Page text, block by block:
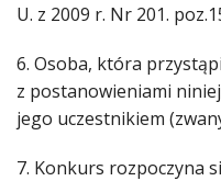
U. z 2009 r. Nr 201.
6. Osoba, która
z postanowieniami
jego uczestnikiem
7. Konkurs rozpoczyna